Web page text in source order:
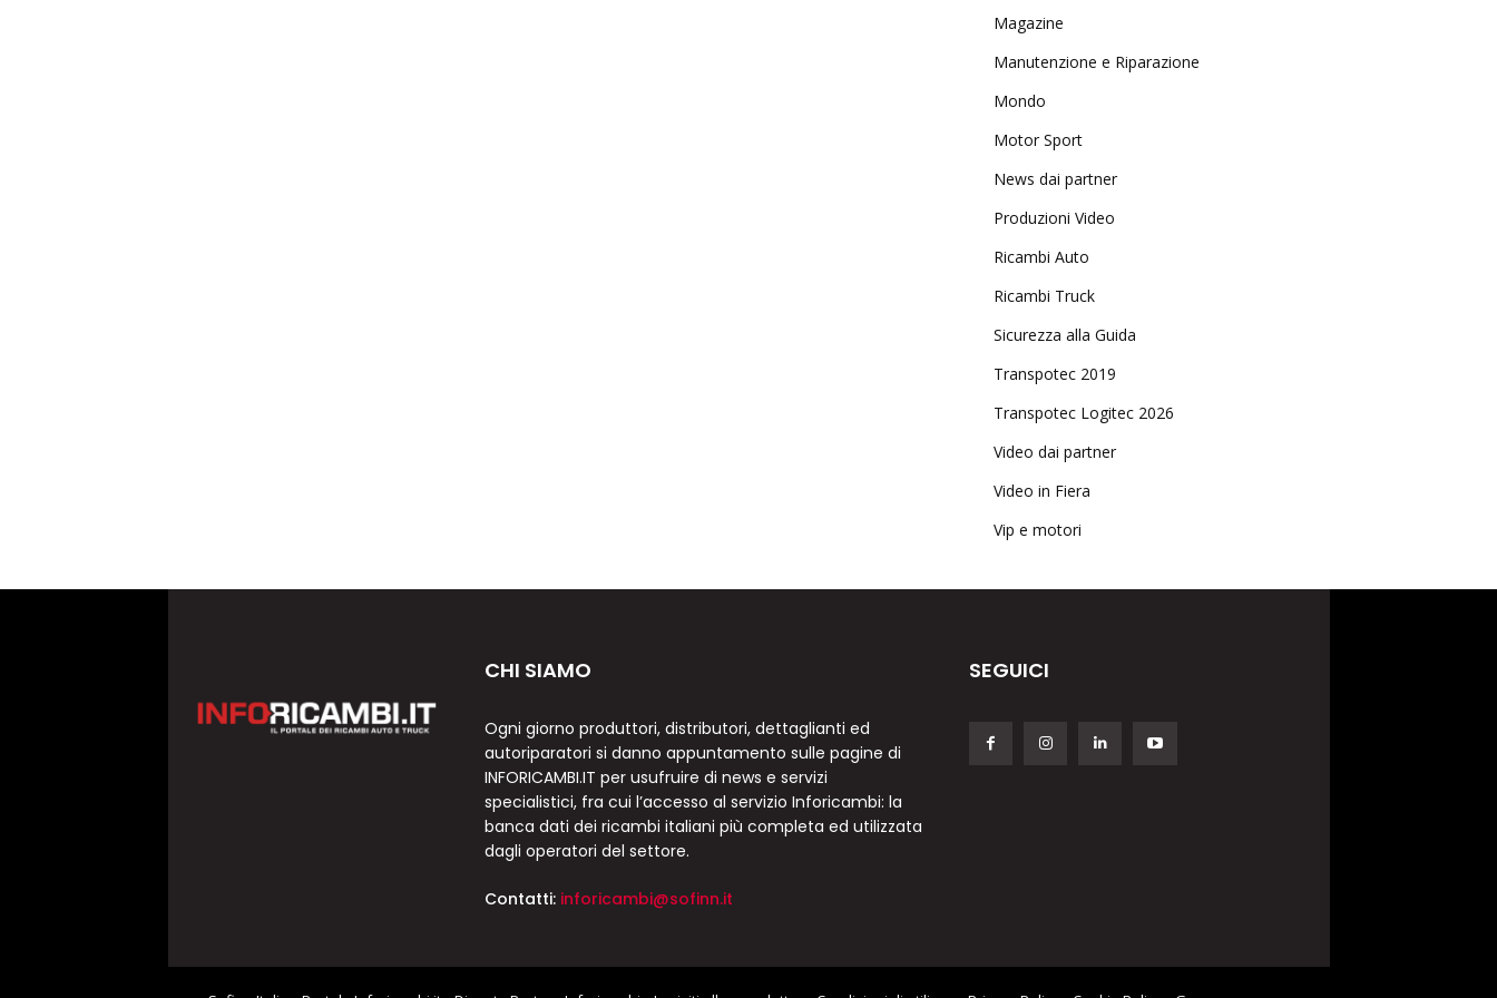
Magazine
Manutenzione e Riparazione
Mondo
Motor Sport
News dai partner
Produzioni Video
Ricambi Auto
Ricambi Truck
Sicurezza alla Guida
Transpotec 2019
Transpotec Logitec 2026
Video dai partner
Video in Fiera
Vip e motori
CHI SIAMO
Ogni giorno produttori, distributori, dettaglianti ed
autoriparatori si danno appuntamento sulle pagine di
INFORICAMBI.IT per usufruire di news e servizi
specialistici, fra cui l’accesso al servizio Inforicambi: la
banca dati dei ricambi italiani più completa ed utilizzata
dagli operatori del settore.
Contatti: inforicambi@sofinn.it
SEGUICI